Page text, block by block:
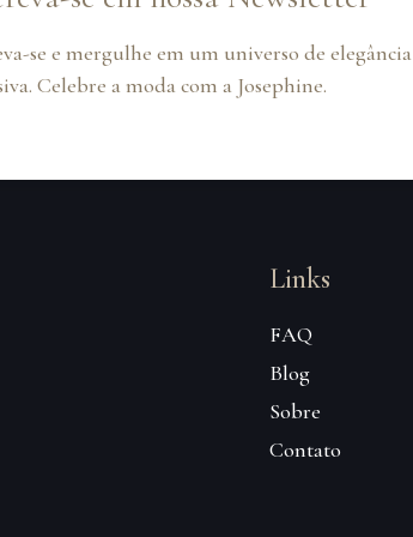
se e mergulhe em um universo de elegância
Celebre a moda com a Josephine.
Links
FAQ
Blog
Sobre
Contato